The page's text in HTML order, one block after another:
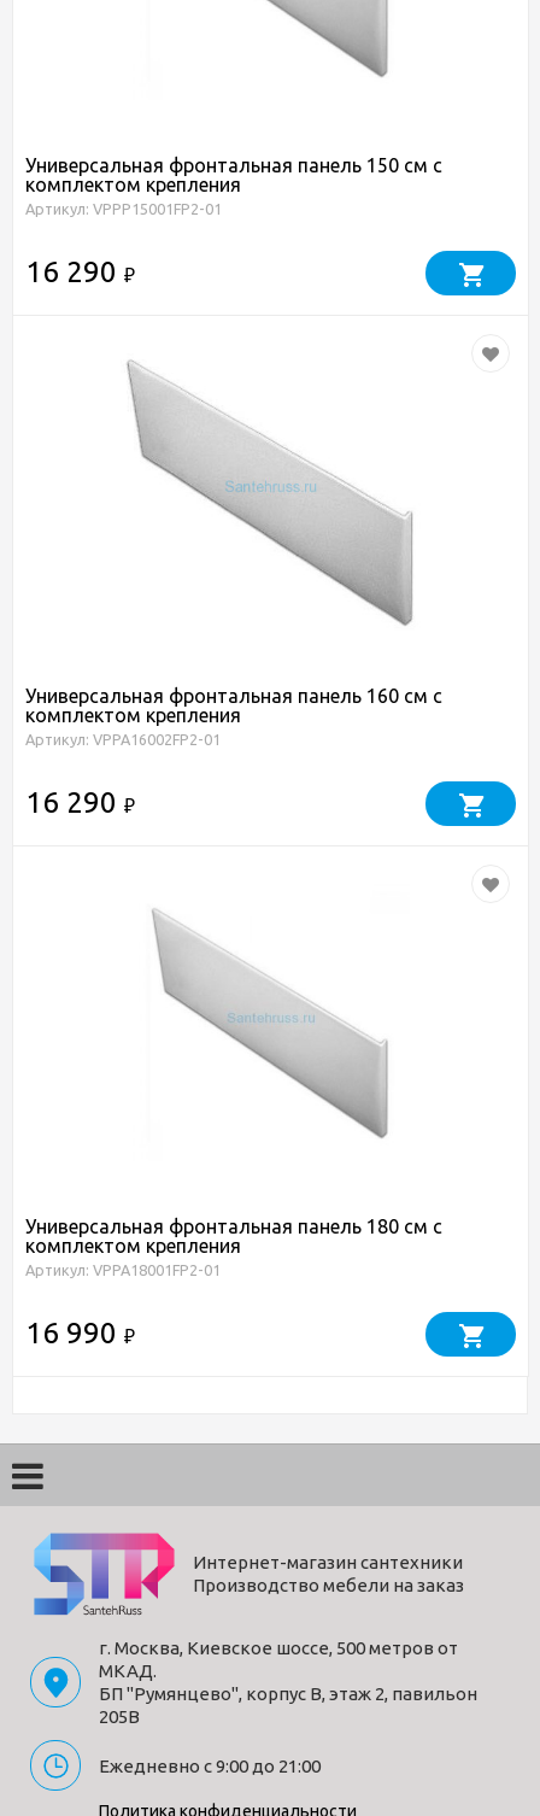
Универсальная фронтальная панель 150 см с
комплектом крепления
Артикул: VPPP15001FP2-01
16 290 ₽
Универсальная фронтальная панель 160 см с
комплектом крепления
Артикул: VPPA16002FP2-01
16 290 ₽
Универсальная фронтальная панель 180 см с
комплектом крепления
Артикул: VPPA18001FP2-01
16 990 ₽
Интернет-магазин сантехники
Производство мебели на заказ
г. Москва, Киевское шоссе, 500 метров от
МКАД.
БП "Румянцево", корпус В, этаж 2, павильон
205В
Ежедневно с 9:00 до 21:00
Политика конфиденциальности